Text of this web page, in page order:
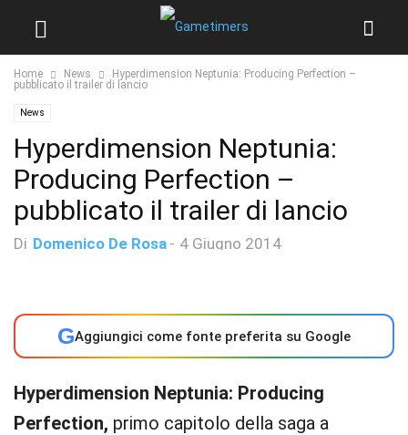
Home News
Hyperdimension Neptunia: Producing Perfection –
pubblicato il trailer di lancio
News
Hyperdimension Neptunia:
Producing Perfection –
pubblicato il trailer di lancio
Di Domenico De Rosa - 4 Giugno 2014
GAggiungici come fonte preferita su Google
Hyperdimension Neptunia: Producing
Perfection, primo capitolo della saga a